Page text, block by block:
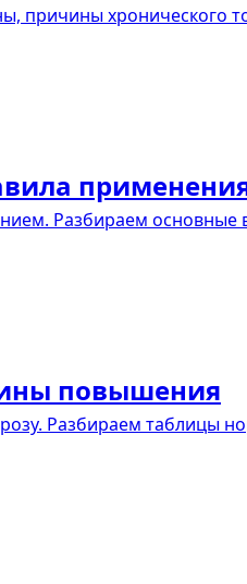
причины хронического
Разбираем основные
повышения
Разбираем таблицы